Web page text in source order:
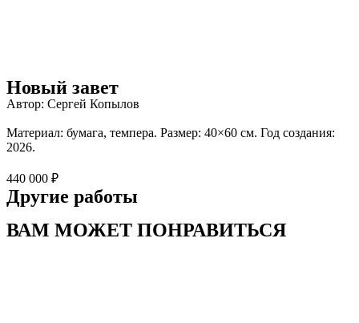
Новый завет
Автор: Сергей Копылов
Материал: бумага, темпера. Размер: 40×60 см. Год создания:
2026.
440 000 ₽
Другие работы
ВАМ МОЖЕТ ПОНРАВИТЬСЯ